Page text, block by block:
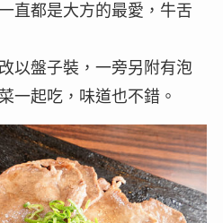
直都是大方的最愛，牛舌
以盤子裝，一旁另附有泡
一起吃，味道也不錯。